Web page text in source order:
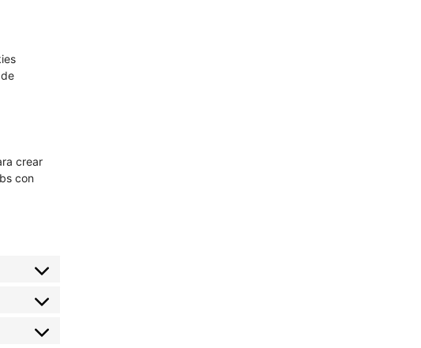
crear
con
Consent
service
wordpress
Consent
service
Consent